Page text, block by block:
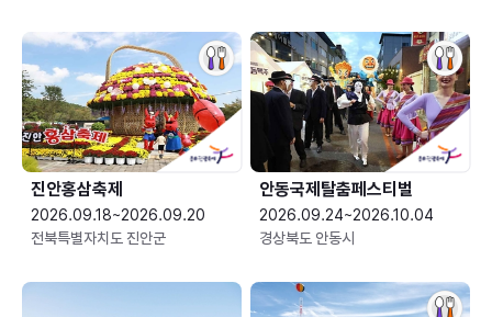
진안홍삼축제
2026.09.18~2026.09.20
전북특별자치도 진안군
안동국제탈춤페스티벌
2026.09.24~2026.10.04
경상북도 안동시